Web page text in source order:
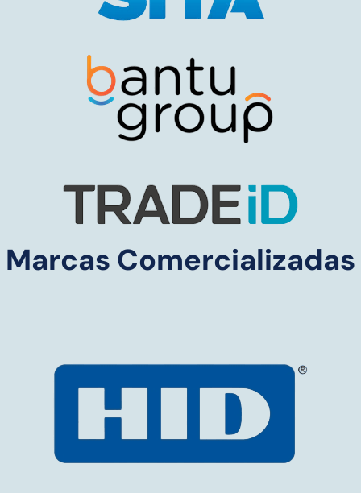
Marcas Comercializadas